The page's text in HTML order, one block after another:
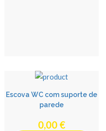
Escova WC com suporte de
parede
0,00 €